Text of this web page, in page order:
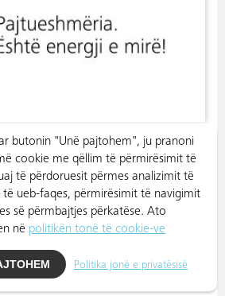
butonin "Unë pajtohem", ju pranoni
cookie me qëllim të përmirësimit të
të përdoruesit përmes analizimit të
ueb-faqes, përmirësimit të navigimit
së përmbajtjes përkatëse. Ato
në politikën tonë të cookie-ve
Politika jonë e privatësisë